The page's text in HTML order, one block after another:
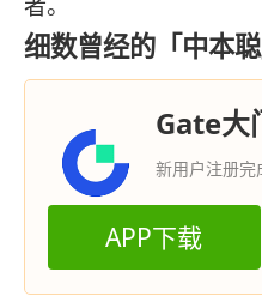
细数曾经的「中本聪
Gate大
新用户注册完
APP下载